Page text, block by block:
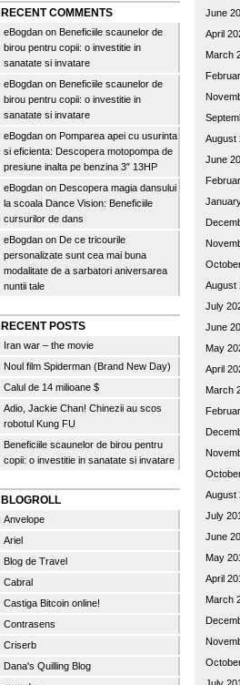
RECENT COMMENTS
eBogdan on Beneficiile scaunelor de
birou pentru copii: o investitie in
sanatate si invatare
eBogdan on Beneficiile scaunelor de
birou pentru copii: o investitie in
sanatate si invatare
eBogdan on Pomparea apei cu usurinta
si eficienta: Descopera motopompa de
presiune inalta pe benzina 3″ 13HP
eBogdan on Descopera magia dansului
la scoala Dance Vision: Beneficiile
cursurilor de dans
eBogdan on De ce tricourile
personalizate sunt cea mai buna
modalitate de a sarbatori aniversarea
nuntii tale
RECENT POSTS
Iran war – the movie
Noul film Spiderman (Brand New Day)
Calul de 14 milioane $
Adio, Jackie Chan! Chinezii au scos
robotul Kung FU
Beneficiile scaunelor de birou pentru
copii: o investitie in sanatate si invatare
BLOGROLL
Anvelope
Ariel
Blog de Travel
Cabral
Castiga Bitcoin online!
Contrasens
Criserb
Dana's Quilling Blog
June
April
March
August
June
August
July
June
May
April
March
August
July
June
May
April
March